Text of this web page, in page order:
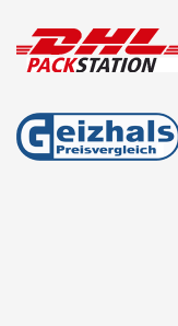
Lautsprecherkabel
Lenkradadapter